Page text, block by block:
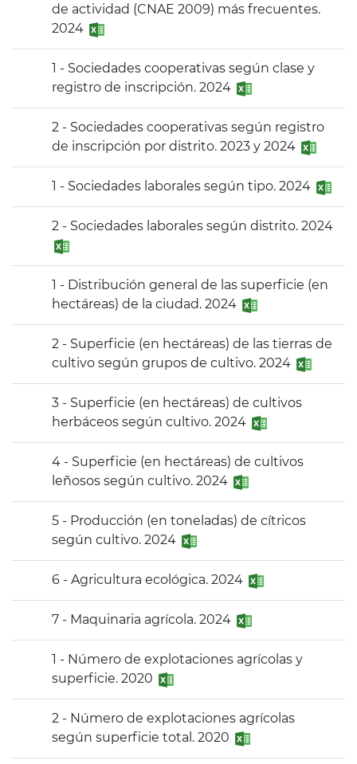
de actividad (CNAE 2009) más frecuentes.
2024
1 - Sociedades cooperativas según clase y
registro de inscripción. 2024
2 - Sociedades cooperativas según registro
de inscripción por distrito. 2023 y 2024
1 - Sociedades laborales según tipo. 2024
2 - Sociedades laborales según distrito. 2024
1 - Distribución general de las superficie (en
hectáreas) de la ciudad. 2024
2 - Superficie (en hectáreas) de las tierras de
cultivo según grupos de cultivo. 2024
3 - Superficie (en hectáreas) de cultivos
herbáceos según cultivo. 2024
4 - Superficie (en hectáreas) de cultivos
leñosos según cultivo. 2024
5 - Producción (en toneladas) de cítricos
según cultivo. 2024
6 - Agricultura ecológica. 2024
7 - Maquinaria agrícola. 2024
1 - Número de explotaciones agrícolas y
superficie. 2020
2 - Número de explotaciones agrícolas
según superficie total. 2020